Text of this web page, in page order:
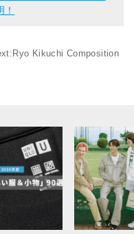
Kikuchi Composition